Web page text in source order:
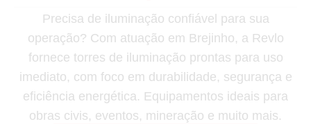
Precisa de iluminação confiável para sua
operação? Com atuação em Brejinho, a Revlo
fornece torres de iluminação prontas para uso
imediato, com foco em durabilidade, segurança e
eficiência energética. Equipamentos ideais para
obras civis, eventos, mineração e muito mais.